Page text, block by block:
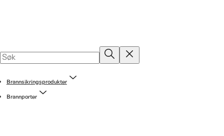
Brannsikringsprodukter
Brannporter